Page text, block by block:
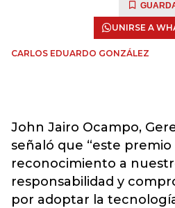
UNIRSE A
CARLOS EDUARDO GONZÁLEZ
John Jairo Ocampo,
señaló que “este premio
reconocimiento a
responsabilidad y
por adoptar la